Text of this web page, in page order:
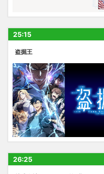
25:15
盗掘王
26:25